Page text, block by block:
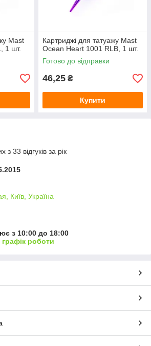
Mast
1 шт.
Картриджі для татуажу Mast
Ocean Heart 1001 RLB, 1 шт.
Готово до відправки
46,25 ₴
Купити
з 33 відгуків за рік
Київ, Україна
з 10:00 до 18:00
роботи